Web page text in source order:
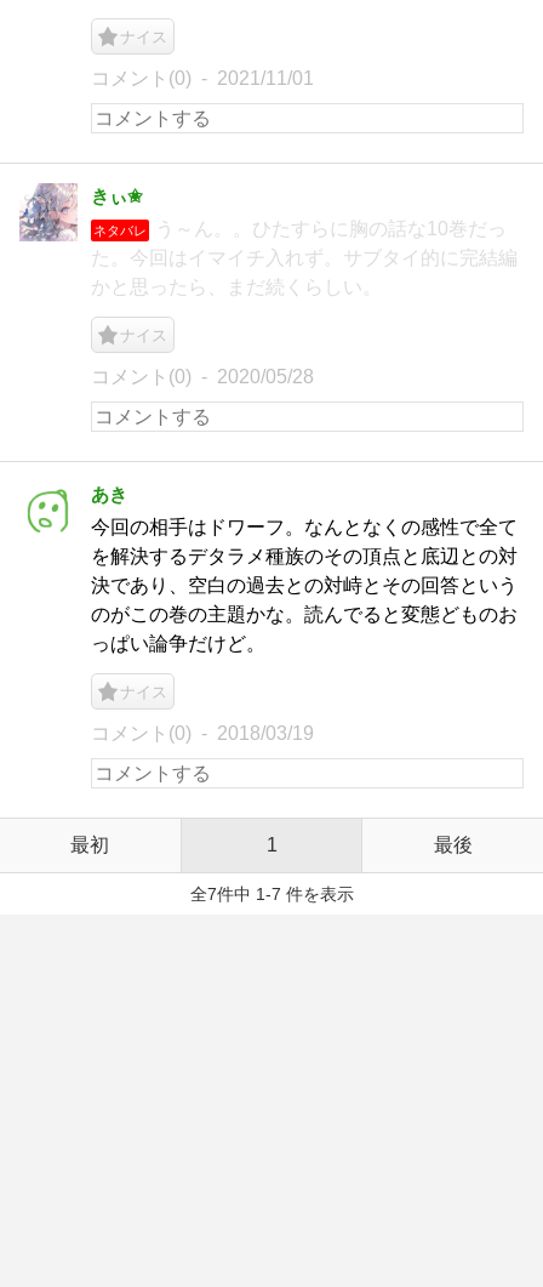
ナイス
コメント(0) 2021/11/01
きぃ✬
ネタバレ
う～ん。。ひたすらに胸の話な10巻だっ
た。今回はイマイチ入れず。サブタイ的に完結編
かと思ったら、まだ続くらしい。
ナイス
コメント(0) 2020/05/28
あき
今回の相手はドワーフ。なんとなくの感性で全て
を解決するデタラメ種族のその頂点と底辺との対
決であり、空白の過去との対峙とその回答という
のがこの巻の主題かな。読んでると変態どものお
っぱい論争だけど。
ナイス
コメント(0) 2018/03/19
最初 1 最後
全7件中 1-7 件を表示